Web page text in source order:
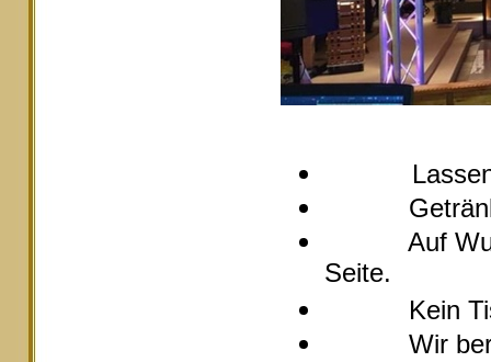
Getränke
Auf
Seite.
Kein
Wir